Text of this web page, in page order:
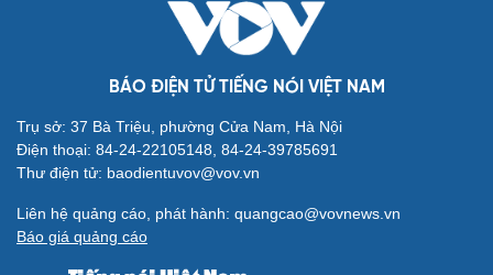
BÁO ĐIỆN TỬ TIẾNG NÓI VIỆT NAM
Trụ sở: 37 Bà Triệu, phường Cửa Nam, Hà Nội
Điện thoại: 84-24-22105148, 84-24-39785691
Thư điện tử: baodientuvov@vov.vn
Liên hệ quảng cáo, phát hành: quangcao@vovnews.vn
Báo giá quảng cáo